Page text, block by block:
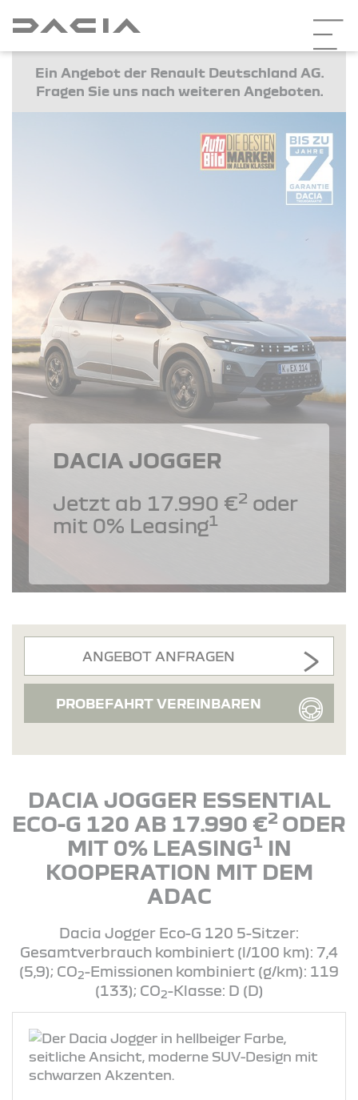
Ein Angebot der Renault Deutschland AG.
Fragen Sie uns nach weiteren Angeboten.
DACIA JOGGER
Jetzt ab 17.990 €2 oder
mit 0% Leasing1
ANGEBOT ANFRAGEN
PROBEFAHRT VEREINBAREN
DACIA JOGGER ESSENTIAL
ECO-G 120 AB 17.990 €2 ODER
MIT 0% LEASING1IN
KOOPERATION MIT DEM
ADAC
Dacia Jogger Eco-G 120 5-Sitzer:
Gesamtverbrauch kombiniert (l/100 km): 7,4
(5,9); CO2-Emissionen kombiniert (g/km): 119
(133); CO2-Klasse: D (D)